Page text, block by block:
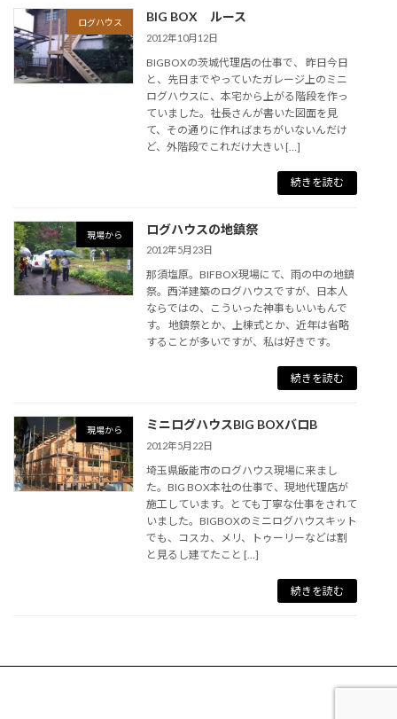
ログハウス BIG BOX ルース
2012年10月12日
BIGBOXの茨城代理店の仕事で、 昨日今日
と、先日までやっていたガレージ上のミニ
ログハウスに、本宅から上がる階段を作っ
ていました。社長さんが書いた図面を見
て、その通りに作ればまちがいないんだけ
ど、外階段でこれだけ大きい […]
続きを読む
現場から ログハウスの地鎮祭
2012年5月23日
那須塩原。BIFBOX現場にて、雨の中の地鎮
祭。西洋建築のログハウスですが、日本人
ならではの、こういった神事もいいもんで
す。 地鎮祭とか、上棟式とか、近年は省略
することが多いですが、私は好きです。
続きを読む
現場から ミニログハウスBIG BOXバロB
2012年5月22日
埼玉県飯能市のログハウス現場に来まし
た。BIG BOX本社の仕事で、現地代理店が
施工しています。とても丁寧な仕事をされて
いました。BIGBOXのミニログハウスキット
でも、コスカ、メリ、トゥーリーなどは割
と見るし建てたこと […]
続きを読む